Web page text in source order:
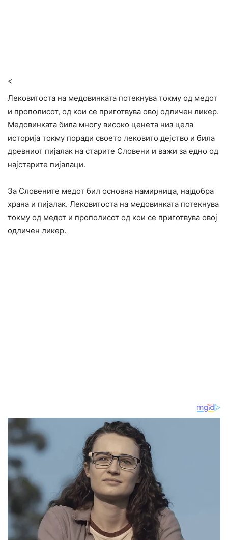
<
Лековитоста на медовинката потекнува токму од медот
и прополисот, од кои се приготвува овој одличен ликер.
Медовинката била многу високо ценета низ цела
историја токму поради своето лековито дејство и била
древниот пијалак на старите Словени и важи за едно од
најстарите пијалаци.
За Словените медот бил основна намирница, најдобра
храна и пијалак. Лековитоста на медовинката потекнува
токму од медот и прополисот од кои се приготвува овој
одличен ликер.